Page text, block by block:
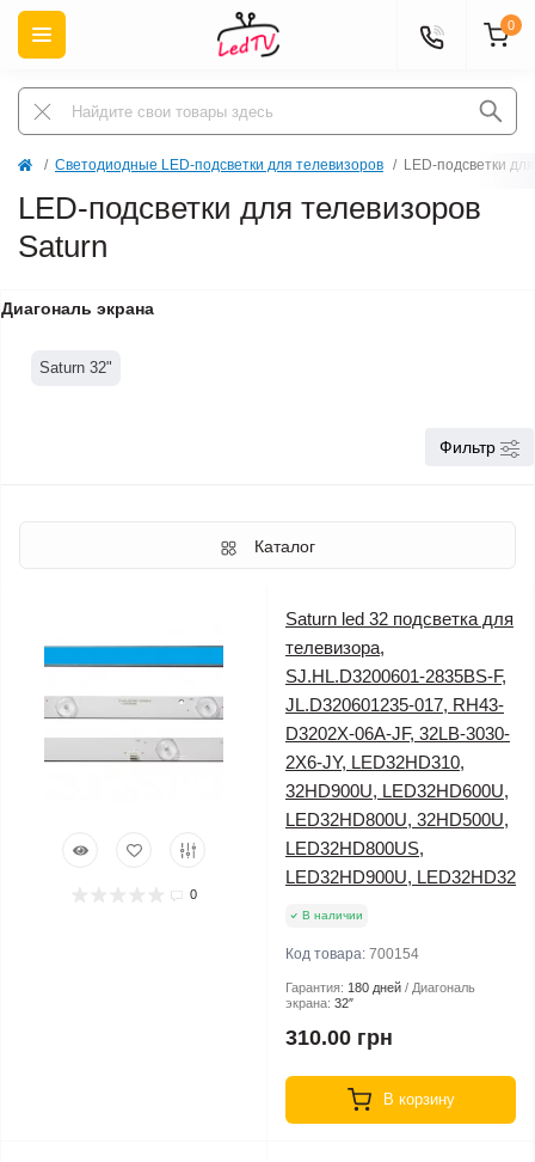
0
Светодиодные LED-подсветки для телевизоров LED-подсветки
LED-подсветки для телевизоров
Saturn
Диагональ экрана
Saturn 32"
Фильтр
Каталог
0
Saturn led 32 подсветка для
телевизора,
SJ.HL.D3200601-2835BS-F,
JL.D320601235-017, RH43-
D3202X-06A-JF, 32LB-3030-
2X6-JY, LED32HD310,
32HD900U, LED32HD600U,
LED32HD800U, 32HD500U,
LED32HD800US,
LED32HD900U, LED32HD32
В наличии
Код товара: 700154
Гарантия: 180 дней
Диагональ
экрана: 32″
310.00 грн
В корзину